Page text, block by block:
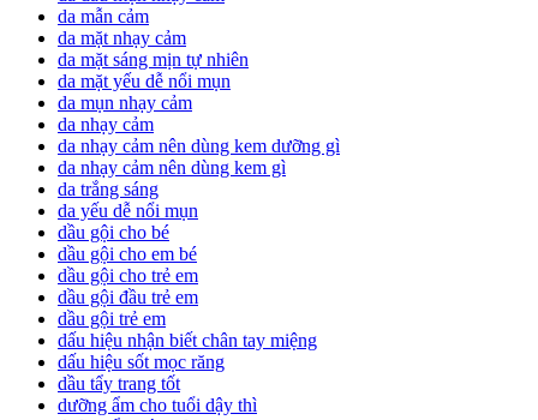
da mẫn cảm
da mặt nhạy cảm
da mặt sáng mịn tự nhiên
da mặt yếu dễ nổi mụn
da mụn nhạy cảm
da nhạy cảm
da nhạy cảm nên dùng kem dưỡng gì
da nhạy cảm nên dùng kem gì
da trắng sáng
da yếu dễ nổi mụn
dầu gội cho bé
dầu gội cho em bé
dầu gội cho trẻ em
dầu gội đầu trẻ em
dầu gội trẻ em
dấu hiệu nhận biết chân tay miệng
dấu hiệu sốt mọc răng
dầu tẩy trang tốt
dưỡng ẩm cho tuổi dậy thì